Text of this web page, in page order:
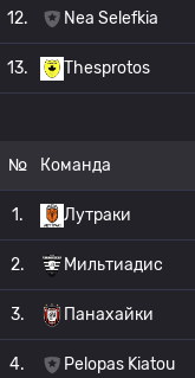
12. Nea Selefkia
13. Thesprotos
№ Команда
1. Лутраки
2. Мильтиадис
3. Панахайки
4. Pelopas Kiatou